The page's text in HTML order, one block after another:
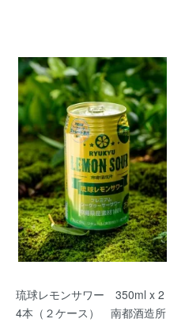
琉球レモンサワー 350ml x 2
4本（２ケース） 南都酒造所